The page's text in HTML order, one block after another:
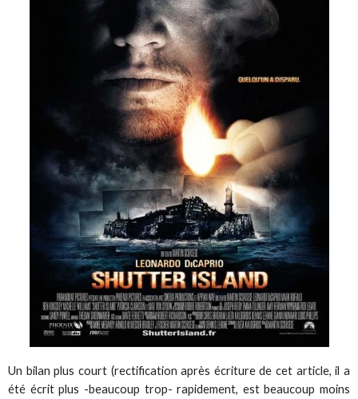
Un bilan plus court (rectification après écriture de cet article, il a
été écrit plus -beaucoup trop- rapidement, est beaucoup moins